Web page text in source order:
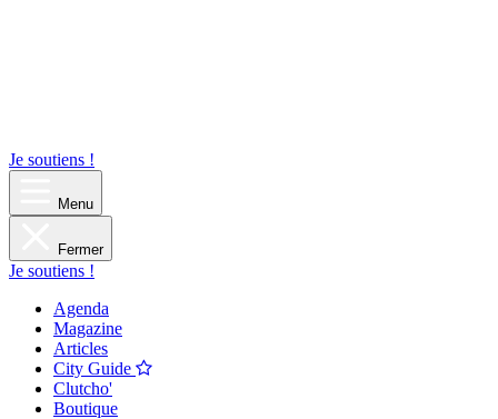
Je soutiens !
Menu
Fermer
Je soutiens !
Agenda
Magazine
Articles
City Guide
Clutcho'
Boutique